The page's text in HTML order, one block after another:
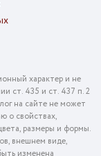
характер и не
ст. 435 и ст. 437 п. 2
на сайте не может
о свойствах,
размеры и формы.
внешнем виде,
изменена